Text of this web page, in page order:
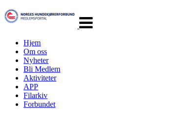
navigasjon
Hjem
Om oss
Nyheter
Bli Medlem
Aktiviteter
APP
Filarkiv
Forbundet